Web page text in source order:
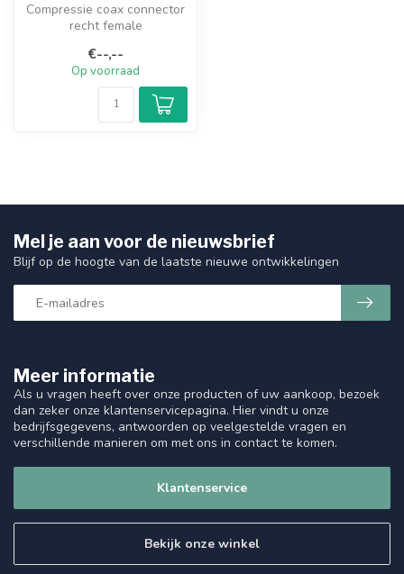
Compressie coax connector
recht female
€--,--
Op voorraad
Meer informatie
Als u vragen heeft over onze producten of uw aankoop, bezoek
dan zeker onze klantenservicepagina. Hier vindt u onze
bedrijfsgegevens, antwoorden op veelgestelde vragen en
verschillende manieren om met ons in contact te komen.
Klantenservice
Bekijk onze winkel
Mel je aan voor de nieuwsbrief
Blijf op de hoogte van de laatste nieuwe ontwikkelingen